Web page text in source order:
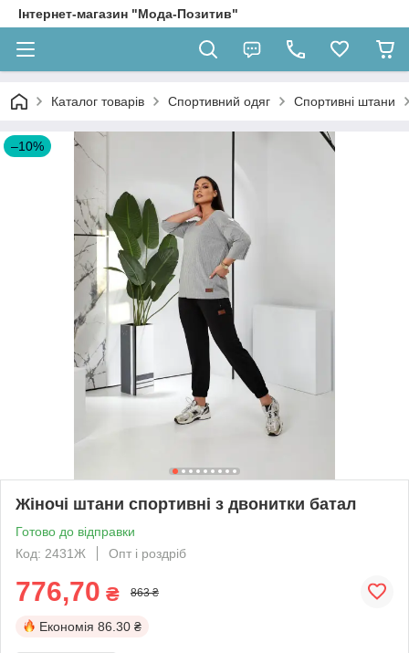
Інтернет-магазин "Мода-Позитив"
Каталог товарів Спортивний одяг Спортивні штани
–10%
Жіночі штани спортивні з двонитки батал
Готово до відправки
Код: 2431Ж
Опт і роздріб
776,70 ₴ 863 ₴
Економія 86.30 ₴